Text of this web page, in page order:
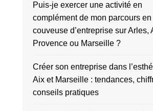
Puis-je exercer une activité en
complément de mon parcours en
couveuse d’entreprise sur Arles,
Provence ou Marseille ?
Créer son entreprise dans
Aix et Marseille : tendances,
conseils pratiques